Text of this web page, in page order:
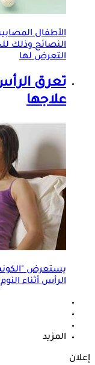
الأطفال
النصائح وذلك
التعرض لها
تعرق
علاجها
يستعرض
الرأس أثناء النوم
المزيد
إعلان